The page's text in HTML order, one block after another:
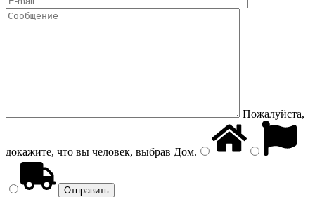
Пожалуйста,
докажите, что вы человек, выбрав Дом.